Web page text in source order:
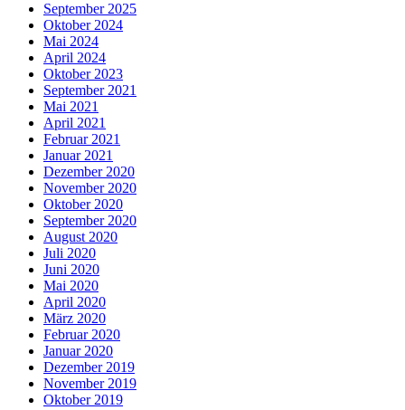
September 2025
Oktober 2024
Mai 2024
April 2024
Oktober 2023
September 2021
Mai 2021
April 2021
Februar 2021
Januar 2021
Dezember 2020
November 2020
Oktober 2020
September 2020
August 2020
Juli 2020
Juni 2020
Mai 2020
April 2020
März 2020
Februar 2020
Januar 2020
Dezember 2019
November 2019
Oktober 2019